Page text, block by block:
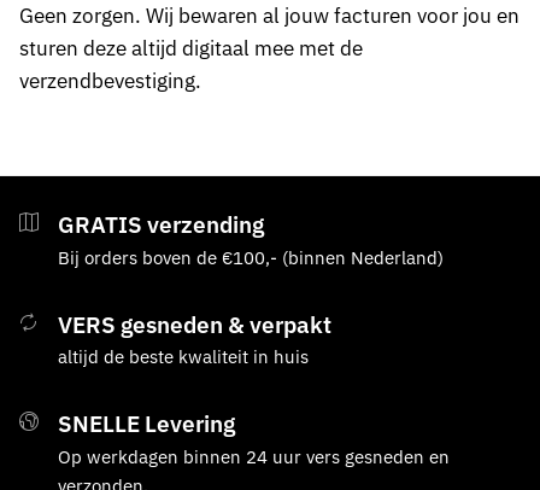
Geen zorgen. Wij bewaren al jouw facturen voor jou en
sturen deze altijd digitaal mee met de
verzendbevestiging.
GRATIS verzending
Bij orders boven de €100,- (binnen Nederland)
VERS gesneden & verpakt
altijd de beste kwaliteit in huis
SNELLE Levering
Op werkdagen binnen 24 uur vers gesneden en